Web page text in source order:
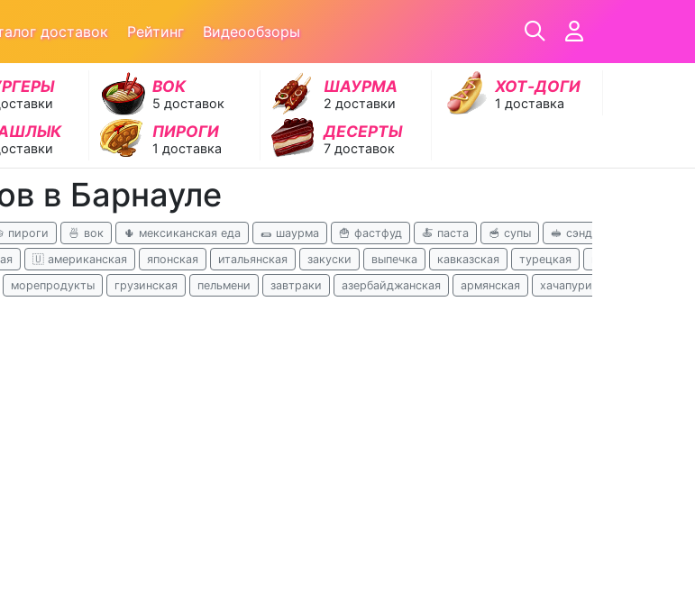
доставок Рейтинг Видеообзоры
ВОК
5 доставок
ШАУРМА
2 доставки
ХОТ‑ДОГИ
1 доставка
ПИРОГИ
1 доставка
ДЕСЕРТЫ
7 доставок
в Барнауле
пироги 🍜 вок 🌵 мексиканская еда 🌯 шаурма 🍟 фастфуд 🍝 паста 🥣 супы 🥪 сэндвичи
🇺 американская японская итальянская закуски выпечка кавказская турецкая
морепродукты грузинская пельмени завтраки азербайджанская армянская хачапури